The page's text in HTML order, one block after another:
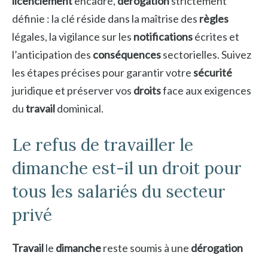
définie : la clé réside dans la maîtrise des règles
légales, la vigilance sur les notificationsécrites et
l’anticipation des conséquencessectorielles. Suivez
les étapes précises pour garantir votresécurité
juridique et préserver vos droitsface aux exigences
dutravaildominical.
Le refus de travailler le
dimanche est-il un droit pour
tous les salariés du secteur
privé
Travaille dimanchereste soumis à une dérogation